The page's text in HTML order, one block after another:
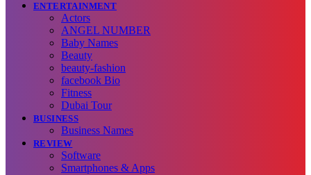
ENTERTAINMENT
Actors
ANGEL NUMBER
Baby Names
Beauty
beauty-fashion
facebook Bio
Fitness
Dubai Tour
BUSINESS
Business Names
REVIEW
Software
Smartphones & Apps